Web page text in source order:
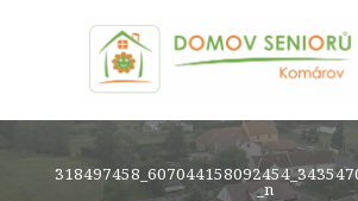
_n